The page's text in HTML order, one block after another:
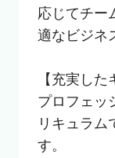
応じてチー
適なビジネ
【充実した
プロフェッ
リキュラム
す。